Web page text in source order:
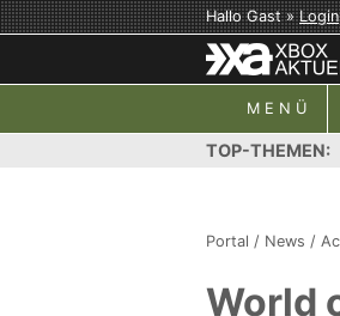
Hallo Gast »Login
MENÜ
TOP-THEMEN:
Portal / News /
World